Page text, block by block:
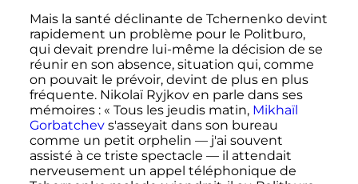
Mais la santé déclinante de Tchernenko devint
rapidement un problème pour le Politburo,
qui devait prendre lui-même la décision de se
réunir en son absence, situation qui, comme
on pouvait le prévoir, devint de plus en plus
fréquente. Nikolaï Ryjkov en parle dans ses
mémoires : « Tous les jeudis matin, Mikhaïl
Gorbatchevs'asseyait dans son bureau
comme un petit orphelin — j'ai souvent
assisté à ce triste spectacle —il attendait
nerveusement un appel téléphonique de